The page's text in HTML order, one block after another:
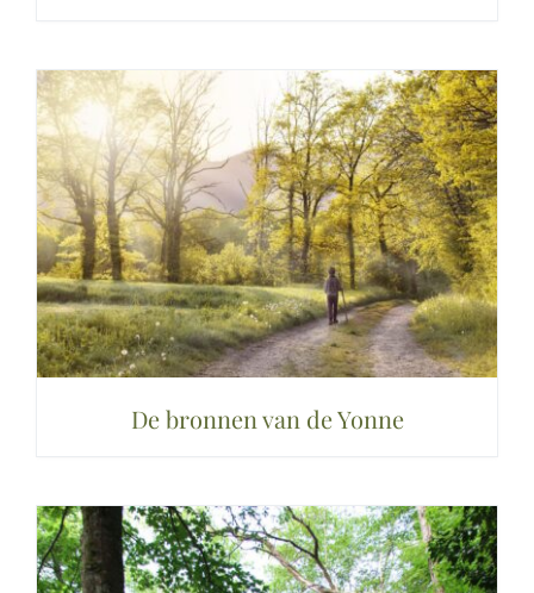
De bronnen van de Yonne